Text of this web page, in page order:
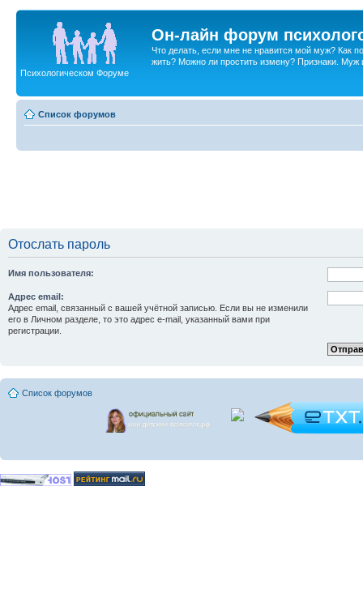
Он-лайн форум
Что делать, если мне не нравится мой муж? Как
жить? Можно ли простить измену? Признаки. Муж
Психологическом Форуме
Список форумов
Отослать пароль
Имя пользователя:
Адрес email:
Адрес email, связанный с вашей учётной записью. Если вы не изменили
его в Личном разделе, то это адрес e-mail, указанный вами при
регистрации.
Список форумов